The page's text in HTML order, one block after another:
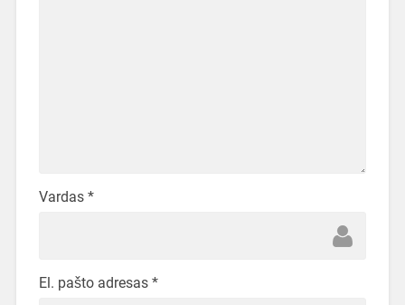
Vardas *
El. pašto adresas *